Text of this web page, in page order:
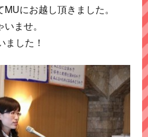
にお越し頂きました。
ませ。
した！